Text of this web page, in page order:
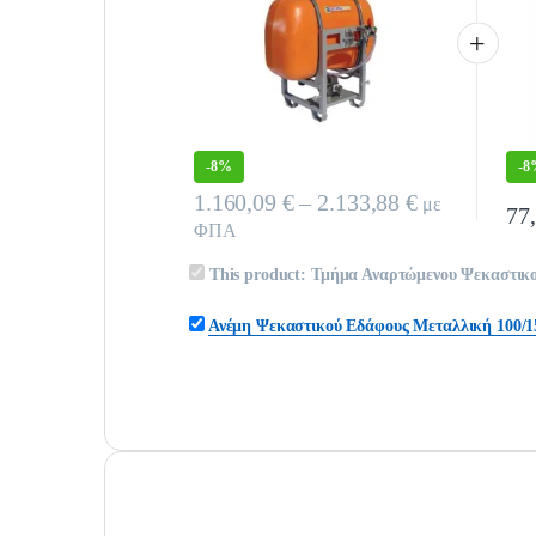
-8%
1.160,09 € – 2.133,88 €Price range:
με
ΦΠΑ
Αυτό το προϊόν έχει πολλαπλές παραλλαγές. Οι
-
This product: Τμήμα Αναρτώμενου
Ανέμη Ψεκαστικού Εδάφους Μεταλλική 100/